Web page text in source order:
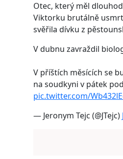
Otec, který měl
Viktorku brutálně
svěřila dívku z
V dubnu zavraždil
V příštích měsících se
na soudkyni v pátek
pic.twitter.com/
— Jeronym Tejc (@JTejc)